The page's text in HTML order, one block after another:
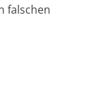
falschen